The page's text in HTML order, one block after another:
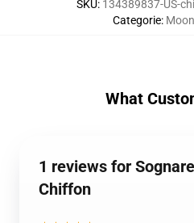
SKU: 134389837-US-
Categorie:
What
1 reviews for
Chiffon